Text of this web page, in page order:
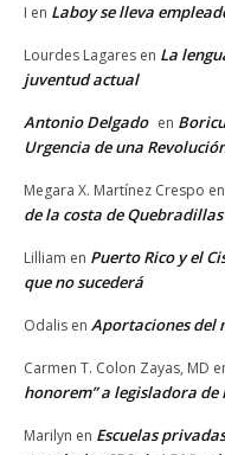
I en Laboy se lleva
Lourdes Lagares en La
juventud actual
Antonio Delgado en
Urgencia de una
Megara X. Martínez Crespo en
de la costa de Quebradillas
Lilliam en Puerto Rico y el
que no sucederá
Odalis en Aportaciones del
Carmen T. Colon Zayas, MD
honorem” a legisladora de
Marilyn en Escuelas